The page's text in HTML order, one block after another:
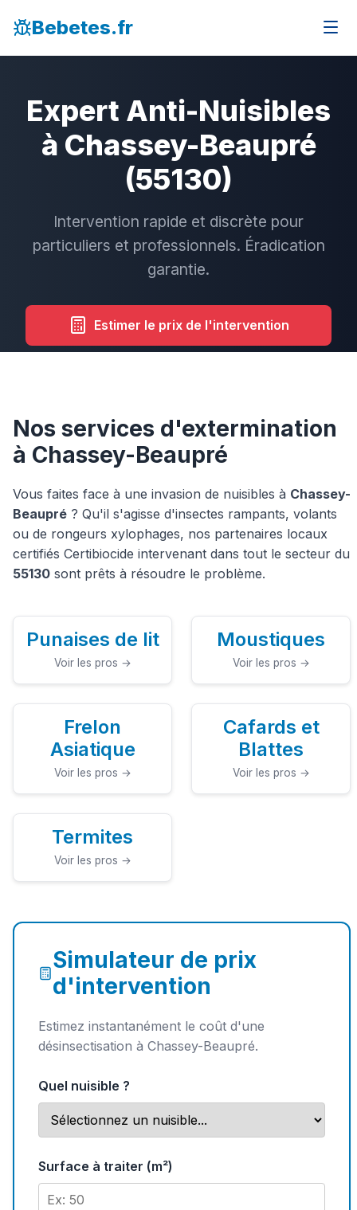
Bebetes.fr
Expert Anti-Nuisibles
à Chassey-Beaupré
(55130)
Intervention rapide et discrète pour
particuliers et professionnels. Éradication
garantie.
Estimer le prix de l'intervention
Nos services d'extermination
à Chassey-Beaupré
Vous faites face à une invasion de nuisibles à Chassey-
Beaupré ? Qu'il s'agisse d'insectes rampants, volants
ou de rongeurs xylophages, nos partenaires locaux
certifiés Certibiocide intervenant dans tout le secteur du
55130 sont prêts à résoudre le problème.
Punaises de lit
Voir les pros →
Moustiques
Voir les pros →
Frelon
Asiatique
Voir les pros →
Cafards et
Blattes
Voir les pros →
Termites
Voir les pros →
Simulateur de prix
d'intervention
Estimez instantanément le coût d'une
désinsectisation à Chassey-Beaupré.
Quel nuisible ?
Surface à traiter (m²)